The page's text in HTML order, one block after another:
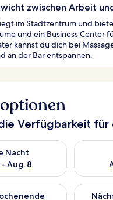
zwischen Arbeit
im Stadtzentrum und
und ein Business Center
kannst du dich bei
an der Bar entspannen.
Verfügbarkeit für
Nacht
Aug. 8
für heute
für dieses